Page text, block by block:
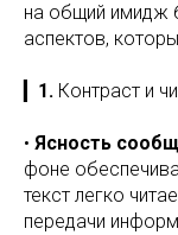
на общий имидж
аспектов,
1. Контраст и
• Ясность
фоне
текст легко
передачи